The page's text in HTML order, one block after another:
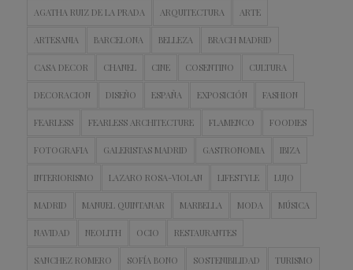
AGATHA RUIZ DE LA PRADA ARQUITECTURA ARTE
ARTESANIA BARCELONA BELLEZA BRACH MADRID
CASA DECOR CHANEL CINE COSENTINO CULTURA
DECORACION DISEÑO ESPAÑA EXPOSICIÓN FASHION
FEARLESS FEARLESS ARCHITECTURE FLAMENCO FOODIES
FOTOGRAFIA GALERISTAS MADRID GASTRONOMIA IBIZA
INTERIORISMO LAZARO ROSA-VIOLAN LIFESTYLE LUJO
MADRID MANUEL QUINTANAR MARBELLA MODA MÚSICA
NAVIDAD NEOLITH OCIO RESTAURANTES
SANCHEZ ROMERO SOFÍA BONO SOSTENIBILIDAD TURISMO